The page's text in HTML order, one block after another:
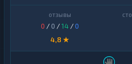
0 / 0 /14 /0
4,8 ★